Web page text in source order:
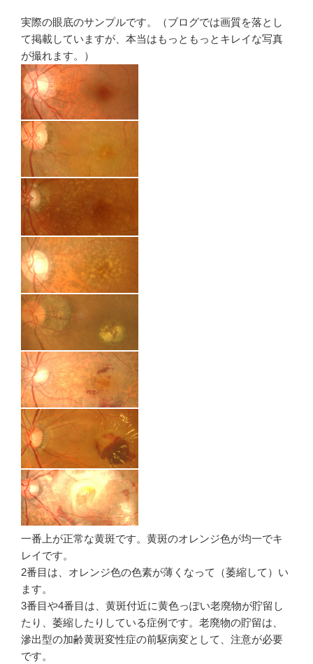
実際の眼底のサンプルです。（ブログでは画質を落とし
て掲載していますが、本当はもっともっとキレイな写真
が撮れます。）
一番上が正常な黄斑です。黄斑のオレンジ色が均一でキ
レイです。
2番目は、オレンジ色の色素が薄くなって（萎縮して）い
ます。
3番目や4番目は、黄斑付近に黄色っぽい老廃物が貯留し
たり、萎縮したりしている症例です。老廃物の貯留は、
滲出型の加齢黄斑変性症の前駆病変として、注意が必要
です。